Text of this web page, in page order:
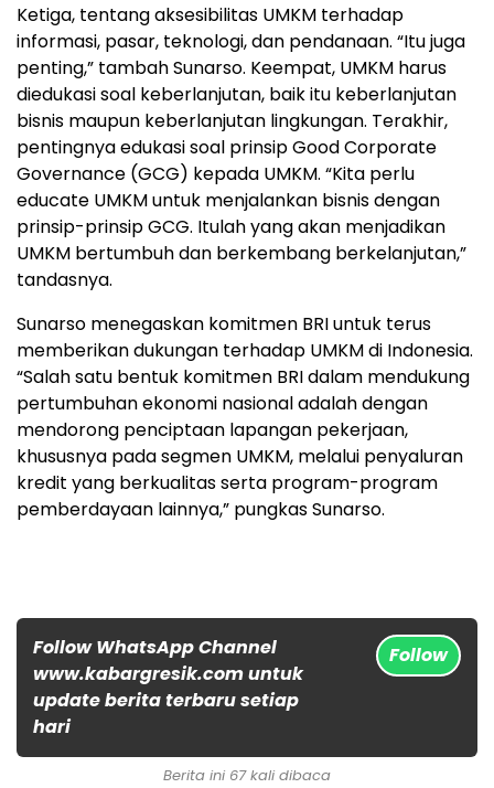
Ketiga, tentang aksesibilitas UMKM terhadap
informasi, pasar, teknologi, dan pendanaan. “Itu juga
penting,” tambah Sunarso. Keempat, UMKM harus
diedukasi soal keberlanjutan, baik itu keberlanjutan
bisnis maupun keberlanjutan lingkungan. Terakhir,
pentingnya edukasi soal prinsip Good Corporate
Governance (GCG) kepada UMKM. “Kita perlu
educate UMKM untuk menjalankan bisnis dengan
prinsip-prinsip GCG. Itulah yang akan menjadikan
UMKM bertumbuh dan berkembang berkelanjutan,”
tandasnya.
Sunarso menegaskan komitmen BRI untuk terus
memberikan dukungan terhadap UMKM di Indonesia.
“Salah satu bentuk komitmen BRI dalam mendukung
pertumbuhan ekonomi nasional adalah dengan
mendorong penciptaan lapangan pekerjaan,
khususnya pada segmen UMKM, melalui penyaluran
kredit yang berkualitas serta program-program
pemberdayaan lainnya,” pungkas Sunarso.
Follow WhatsApp Channel
www.kabargresik.com untuk
update berita terbaru setiap
hari
Follow
Berita ini 67 kali dibaca